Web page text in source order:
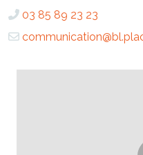
03 85 89 23 23